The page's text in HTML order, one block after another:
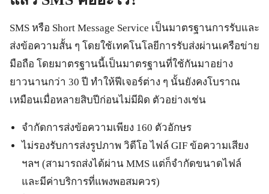
SMS หรือ Short Message Service เป็นมาตรฐานการรับและ
ส่งข้อความสั้น ๆ โดยใช้เทคโนโลยีการรับส่งผ่านเครือข่าย
มือถือ โดยมาตรฐานนี้เป็นมาตรฐานที่ใช้กันมาอย่าง
ยาวนานกว่า 30 ปี ทำให้ฟีเจอร์ต่าง ๆ นั้นยังคงโบราณ
เหมือนเมื่อหลายสิบปีก่อนไม่มีผิด ตัวอย่างเช่น
จำกัดการส่งข้อความเพียง 160 ตัวอักษร
ไม่รองรับการส่งรูปภาพ วิดีโอ ไฟล์ GIF ข้อความเสียง
ฯลฯ (สามารถส่งได้ผ่าน MMS แต่ก็จำกัดขนาดไฟล์
และมีค่าบริการที่แพงพอสมควร)